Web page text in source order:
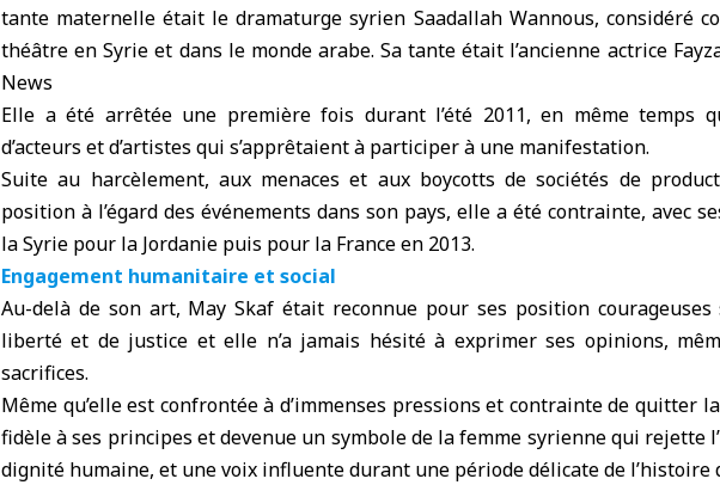
tante maternelle était le dramaturge syrien Saadallah Wannous, considéré
théâtre en Syrie et dans le monde arabe. Sa tante était l’ancienne actrice
News
Elle a été arrêtée une première fois durant l’été 2011, en même temps
d’acteurs et d’artistes qui s’apprêtaient à participer à une manifestation.
Suite au harcèlement, aux menaces et aux boycotts de sociétés de
position à l’égard des événements dans son pays, elle a été contrainte, avec
la Syrie pour la Jordanie puis pour la France en 2013.
Engagement humanitaire et social
Au-delà de son art, May Skaf était reconnue pour ses position
liberté et de justice et elle n’a jamais hésité à exprimer ses opinions,
sacrifices.
Même qu’elle est confrontée à d’immenses pressions et contrainte de quitter
fidèle à ses principes et devenue un symbole de la femme syrienne qui rejette
dignité humaine, et une voix influente durant une période délicate de l’histoire